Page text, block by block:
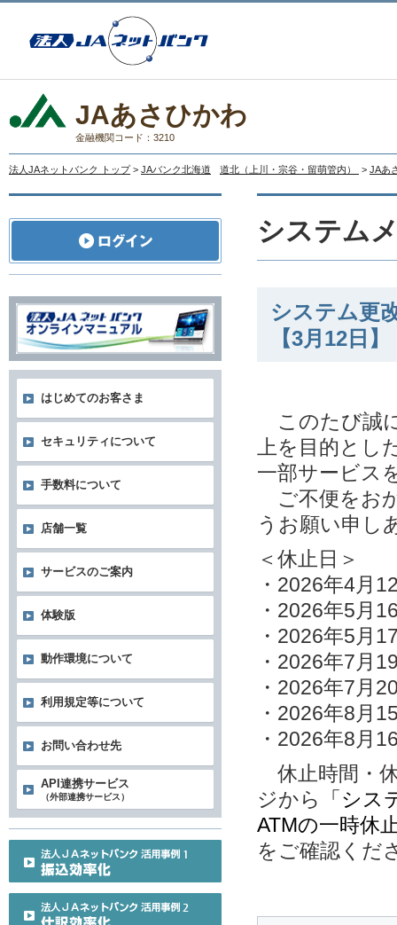
JAあさひかわ
金融機関コード：3210
法人JAネットバンク トップ > JAバンク北海道 道北（上川・宗谷・留萌管内） > JAあ
システム
システム更
【3月12日】
このたび誠
上を目的とし
一部サービス
ご不便をお
うお願い申し
＜休止日＞
・2026年4
・2026年5月
・2026年5月
・2026年7月
・2026年7月
・2026年8月
・2026年8月
休止時間・
ジから
「シ
ATMの一時休
をご確認くだ
はじめてのお客さま
セキュリティについて
手数料について
店舗一覧
サービスのご案内
体験版
動作環境について
利用規定等について
お問い合わせ先
API連携サービス
（外部連携サービス）